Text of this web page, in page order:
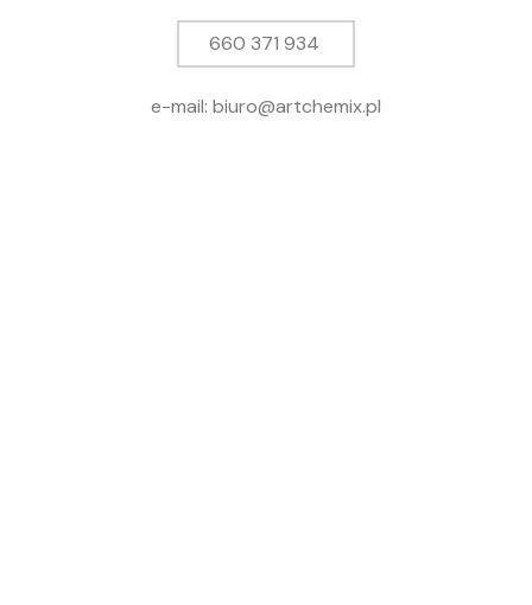
660 371 934
e-mail: biuro@artchemix.pl